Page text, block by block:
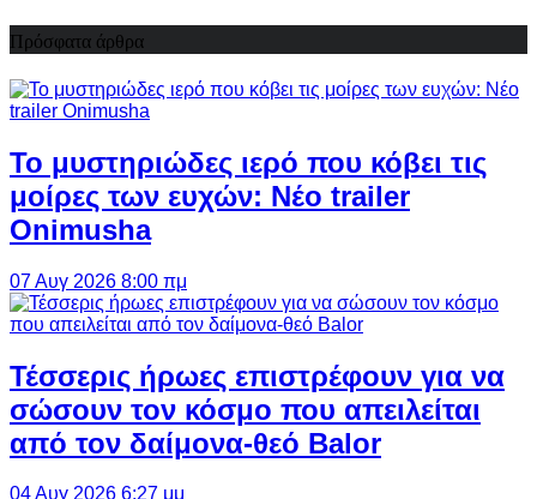
Πρόσφατα άρθρα
Το μυστηριώδες ιερό που κόβει τις
μοίρες των ευχών: Νέο trailer
Onimusha
07 Αυγ 2026 8:00 πμ
Τέσσερις ήρωες επιστρέφουν για να
σώσουν τον κόσμο που απειλείται
από τον δαίμονα-θεό Balor
04 Αυγ 2026 6:27 μμ